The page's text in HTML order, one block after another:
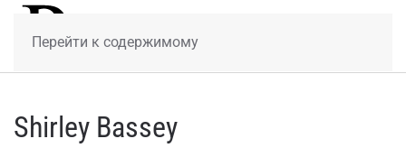
Перейти к содержимому
Shirley Bassey